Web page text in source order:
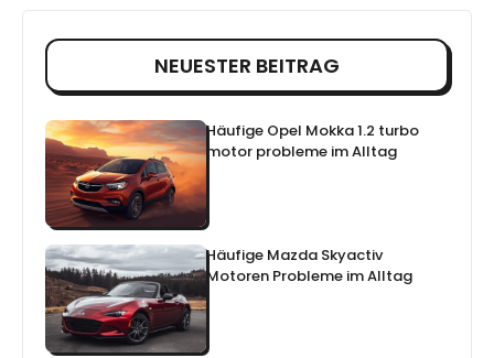
NEUESTER BEITRAG
Häufige Opel Mokka 1.2 turbo
motor probleme im Alltag
Häufige Mazda Skyactiv
Motoren Probleme im Alltag